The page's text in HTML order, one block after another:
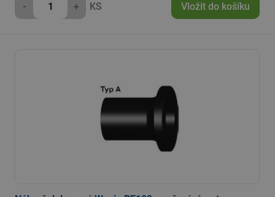
- + KS Vložit do košíku